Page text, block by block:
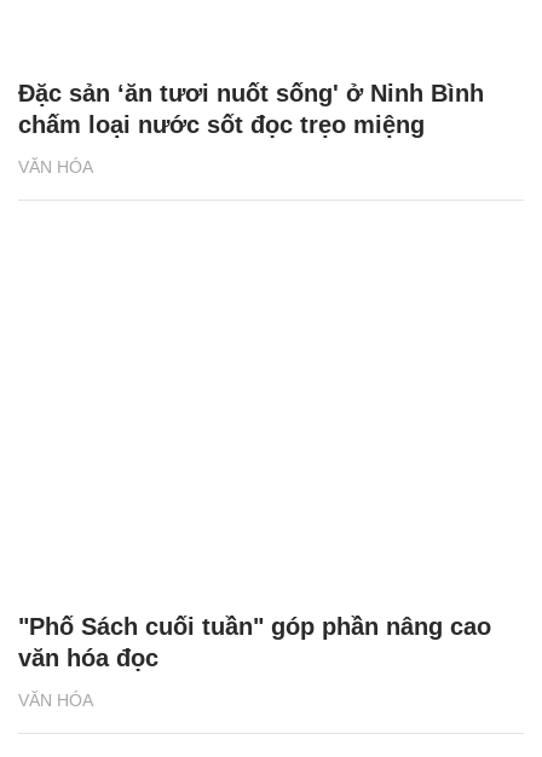
VĂN HÓA
Đặc sản ‘ăn tươi nuốt sống' ở Ninh Bình
chấm loại nước sốt đọc trẹo miệng
VĂN HÓA
"Phố Sách cuối tuần" góp phần nâng cao
văn hóa đọc